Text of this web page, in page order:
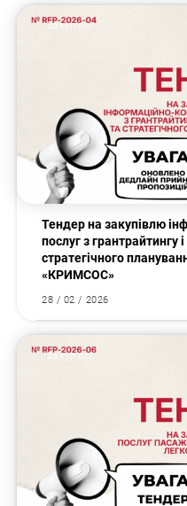
Закупівлі
Тендер на закупівлю
послуг з грантрайтингу
стратегічного
«КРИМСОС»
28 / 02 / 2026
Закупівлі